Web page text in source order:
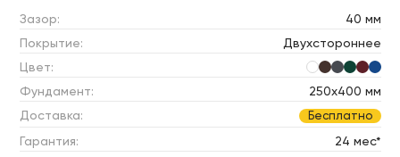
Зазор:
40 мм
Покрытие:
Двухстороннее
Цвет:
Фундамент:
250х400 мм
Доставка:
Бесплатно
Гарантия: 24 мес*